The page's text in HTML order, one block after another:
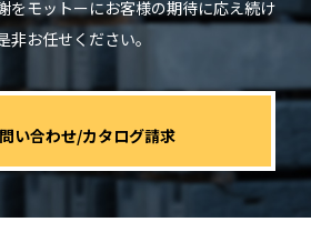
をモットーにお客様の期待に応え続け
お任せください。
い合わせ/カタログ請求